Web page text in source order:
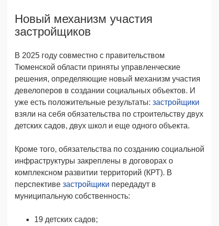
Новый механизм участия
застройщиков
В 2025 году совместно с правительством
Тюменской области приняты управленческие
решения, определяющие новый механизм участия
девелоперов в создании социальных объектов. И
уже есть положительные результаты: застройщики
взяли на себя обязательства по строительству двух
детских садов, двух школ и еще одного объекта.
Кроме того, обязательства по созданию социальной
инфраструктуры закреплены в договорах о
комплексном развитии территорий (КРТ). В
перспективе застройщики передадут в
муниципальную собственность:
19 детских садов;